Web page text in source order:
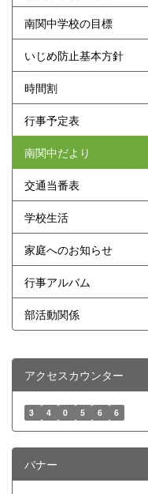
南関中学校の目標
いじめ防止基本方針
時間割
行事予定表
南関中だより
交通当番表
学校生活
家庭へのお知らせ
行事アルバム
部活動関係
アクセスカウンター
3 4 0 5 6 6
バナー